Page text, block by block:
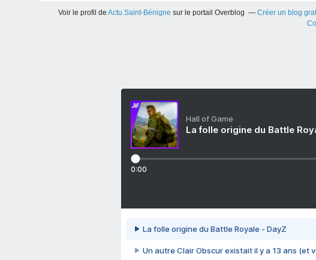
Voir le profil de Actu.Saint-Bénigne sur le portail Overblog Créer un blog
Hall of Game
La folle origine du Battle
0:00
La folle origine du Battle Royale - DayZ
Un autre Clair Obscur existait il y a 13 ans (et